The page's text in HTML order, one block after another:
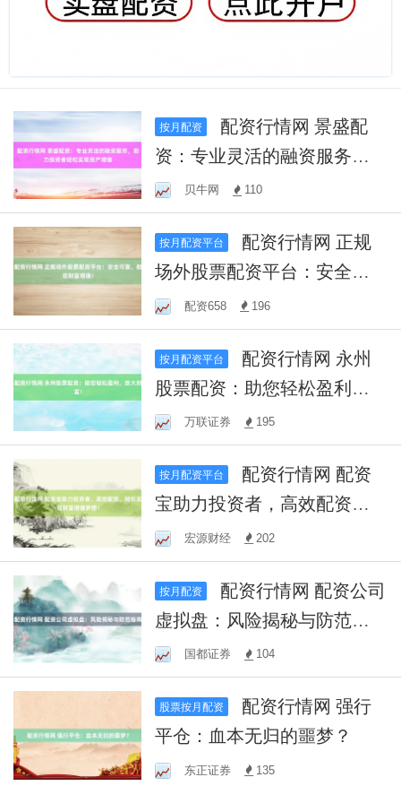
按月配资
资：专业灵活的融资服务，
助力投资者轻松实现资产增
值
贝牛网 110
按月配资平台
场外股票配资平台：安全可
靠，助您财富增值！
配资658 196
按月配资平台
股票配资：助您轻松盈利，
放大财富！
万联证券 195
按月配资平台
宝助力投资者，高效配资，
轻松实现财富增值梦想！
宏源财经 202
按月配资
虚拟盘：风险揭秘与防范指
南
国都证券 104
股票按月配资
平仓：血本无归的噩梦？
东正证券 135